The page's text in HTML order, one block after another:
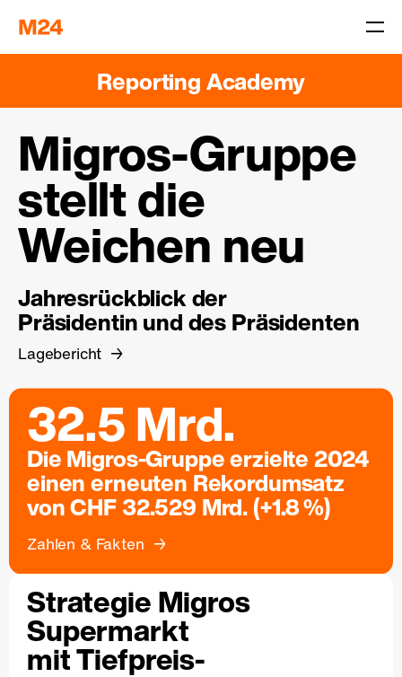
Reporting Academy
Migros-Gruppe
stellt die
Weichen neu
Jahresrückblick der
Präsidentin und des Präsidenten
Lagebericht
32.5 Mrd.
Die Migros-Gruppe erzielte 2024
einen erneuten Rekordumsatz
von CHF 32.529 Mrd. (+1.8 %)
Zahlen & Fakten
Strategie Migros
Supermarkt
mit Tiefpreis-